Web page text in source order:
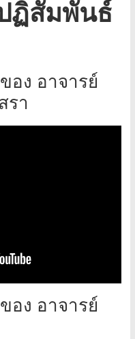
ฏิสัมพันธ์
อง อาจารย์
รา
อง อาจารย์